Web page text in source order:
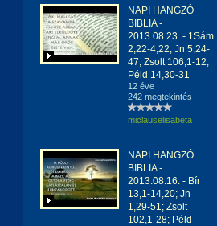
NAPI HANGZÓ
BIBLIA -
2013.08.23. - 1Sám
2,22-4,22; Jn 5,24-
47; Zsolt 106,1-12;
Péld 14,30-31
12 éve
242 megtekintés
miclauselisabeta
NAPI HANGZÓ
BIBLIA -
2013.08.16. - Bír
13,1-14,20; Jn
1,29-51; Zsolt
102,1-28; Péld